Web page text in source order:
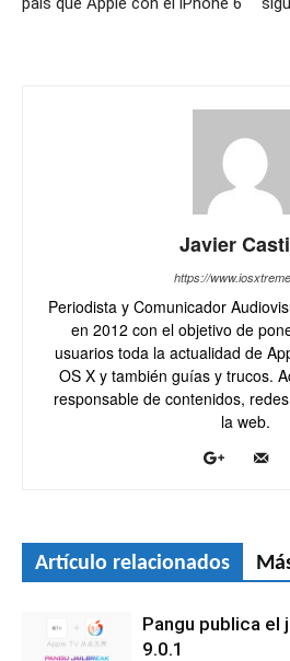
Javier
https://
Periodista y Comunicador
en 2012 con el objetivo de
usuarios toda la actualidad de
OS X y también guías y trucos.
responsable de contenidos,
la web.
Artículo relacionados
Pangu publica el
9.0.1